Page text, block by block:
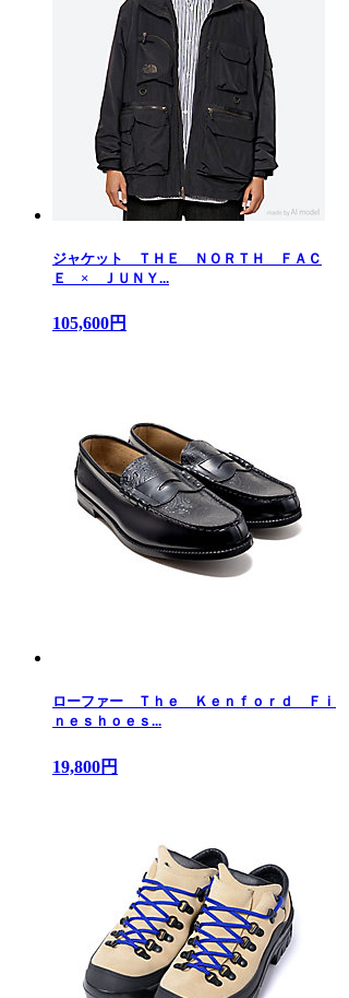
ジャケット ＴＨＥ ＮＯＲＴＨ ＦＡＣ
Ｅ × ＪＵＮＹ...
105,600円
ローファー Ｔｈｅ Ｋｅｎｆｏｒｄ Ｆｉ
ｎｅｓｈｏｅｓ...
19,800円